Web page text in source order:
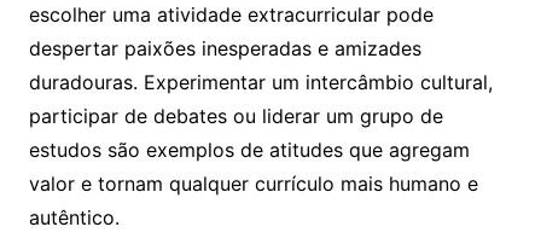
escolher uma atividade extracurricular pode
despertar paixões inesperadas e amizades
duradouras. Experimentar um intercâmbio cultural,
participar de debates ou liderar um grupo de
estudos são exemplos de atitudes que agregam
valor e tornam qualquer currículo mais humano e
autêntico.